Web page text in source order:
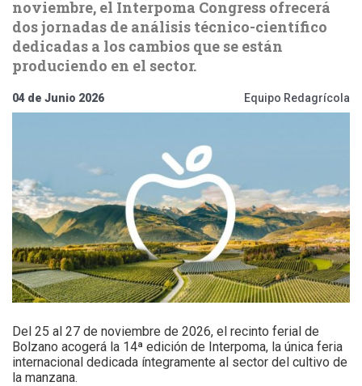
noviembre, el Interpoma Congress ofrecerá
dos jornadas de análisis técnico-científico
dedicadas a los cambios que se están
produciendo en el sector.
04 de Junio 2026 Equipo Redagrícola
Del 25 al 27 de noviembre de 2026, el recinto ferial de
Bolzano acogerá la 14ª edición de Interpoma, la única feria
internacional dedicada íntegramente al sector del cultivo de
la manzana.